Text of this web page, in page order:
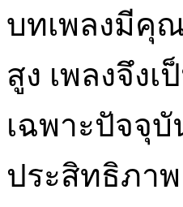
บทเพลงมีคุ
สูง เพลงจึง
เฉพาะปัจจุ
ประสิทธิภา